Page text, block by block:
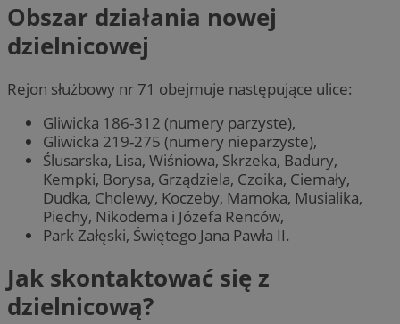
Obszar działania nowej
dzielnicowej
Rejon służbowy nr 71 obejmuje następujące ulice:
Gliwicka 186-312 (numery parzyste),
Gliwicka 219-275 (numery nieparzyste),
Ślusarska, Lisa, Wiśniowa, Skrzeka, Badury,
Kempki, Borysa, Grządziela, Czoika, Ciemały,
Dudka, Cholewy, Koczeby, Mamoka, Musialika,
Piechy, Nikodema i Józefa Renców,
Park Załęski, Świętego Jana Pawła II.
Jak skontaktować się z
dzielnicową?